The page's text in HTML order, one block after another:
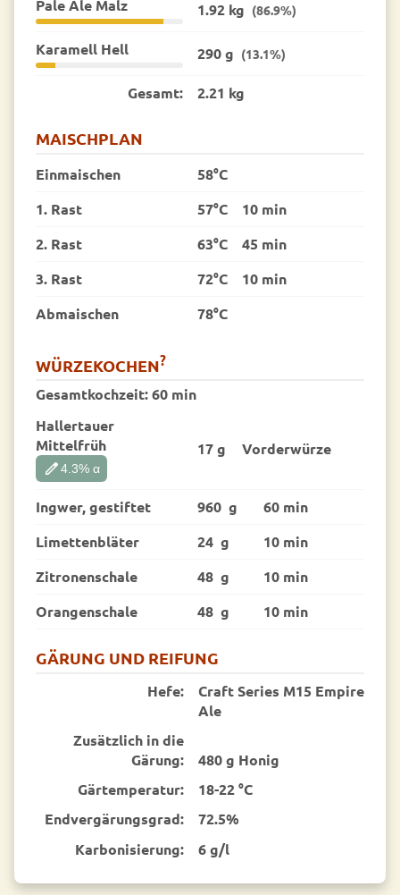
Pale Ale Malz 1.92 kg (86.9%)
Karamell Hell 290 g (13.1%)
Gesamt: 2.21 kg
MAISCHPLAN
Einmaischen
58°C
1. Rast
57°C
10 min
2. Rast
63°C
45 min
3. Rast
72°C
10 min
Abmaischen
78°C
WÜRZEKOCHEN?
Gesamtkochzeit:60 min
Hallertauer
Mittelfrüh
edit4.3% α
17 g Vorder­würze
Ingwer, gestiftet 960 g
60 min
Limettenbläter
24 g
10 min
Zitronenschale
48 g
10 min
Orangenschale
48 g 10 min
GÄRUNG UND REIFUNG
Hefe:
Craft Series M15 Empire
Ale
Zusätzlich in die
Gärung:
480 g Honig
Gärtemperatur:
18-22 °C
End­vergärungsgrad:
72.5%
Karbonisierung:
6 g/l